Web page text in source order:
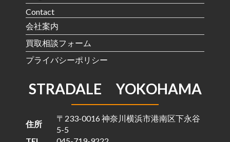
Contact
会社案内
買取相談フォーム
プライバシーポリシー
STRADALE YOKOHAMA
住所
〒233-0016 神奈川横浜市港南区下永谷
5-5